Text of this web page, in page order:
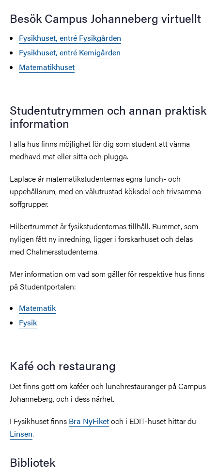
Besök Campus Johanneberg virtuellt
Fysikhuset, entré Fysikgården
Fysikhuset, entré Kemigården
Matematikhuset
Studentutrymmen och annan praktisk
information
I alla hus finns möjlighet för dig som student att värma
medhavd mat eller sitta och plugga.
Laplace är matematikstudenternas egna lunch- och
uppehållsrum, med en välutrustad köksdel och trivsamma
soffgrupper.
Hilbertrummet är fysikstudenternas tillhåll. Rummet, som
nyligen fått ny inredning, ligger i forskarhuset och delas
med Chalmersstudenterna.
Mer information om vad som gäller för respektive hus finns
på Studentportalen:
Matematik
Fysik
Kafé och restaurang
Det finns gott om kaféer och lunchrestauranger på Campus
Johanneberg, och i dess närhet.
I Fysikhuset finns Bra NyFiketoch i EDIT-huset hittar du
Linsen.
Bibliotek